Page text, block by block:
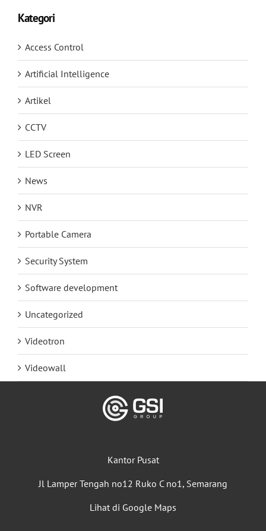
Kategori
Access Control
Artificial Intelligence
Artikel
CCTV
LED Screen
News
NVR
Portable Camera
Security System
Software development
Uncategorized
Videotron
Videowall
Kantor Pusat
Jl Lamper Tengah no12 Ruko C no1, Semarang
Lihat di Google Maps